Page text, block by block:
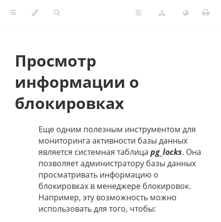
Просмотр
информации о
блокировках
Еще одним полезным инструментом для
мониторинга активности базы данных
является системная таблица pg_locks. Она
позволяет администратору базы данных
просматривать информацию о
блокировках в менеджере блокировок.
Например, эту возможность можно
использовать для того, чтобы: